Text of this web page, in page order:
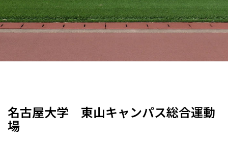
名古屋大学 東山キャンパス総合運動
場